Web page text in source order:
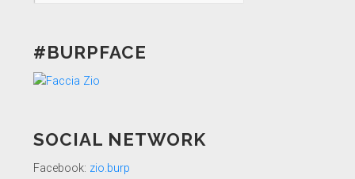
#BURPFACE
SOCIAL NETWORK
Facebook: zio.burp